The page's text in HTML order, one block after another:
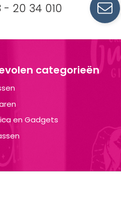
- 20 34 010
categorieën
en Gadgets